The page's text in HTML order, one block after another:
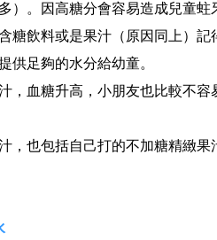
）。因高糖分會容易造成兒童蛀
糖飲料或是果汁（原因同上）記
供足夠的水分給幼童。
，血糖升高，小朋友也比較不容
，也包括自己打的不加糖精緻